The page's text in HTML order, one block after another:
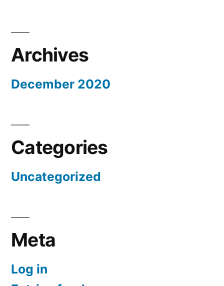
Archives
December 2020
Categories
Uncategorized
Meta
Log in